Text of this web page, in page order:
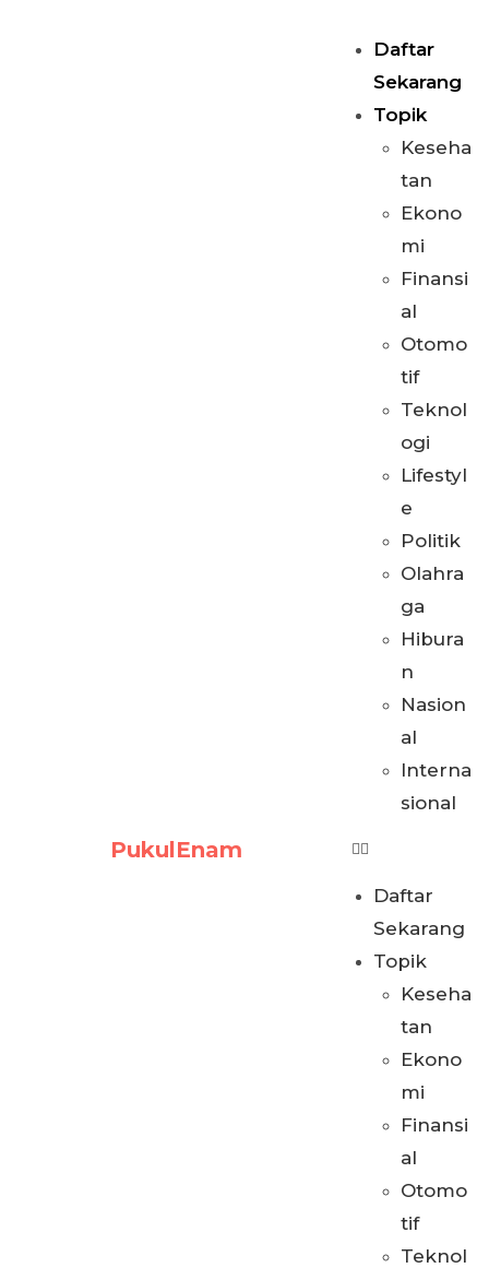
PukulEnam
Daftar
Sekarang
Topik
Keseha
tan
Ekono
mi
Finansi
al
Otomo
tif
Teknol
ogi
Lifestyl
e
Politik
Olahra
ga
Hibura
n
Nasion
al
Interna
sional
Daftar
Sekarang
Topik
Keseha
tan
Ekono
mi
Finansi
al
Otomo
tif
Teknol